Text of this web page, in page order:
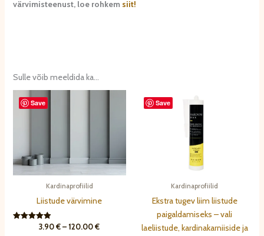
värvimisteenust, loe rohkem siit!
Sulle võib meeldida ka…
Save
Kardinaprofiilid
Liistude värvimine
Hinnanguga3.90€ – 120.00€Hinnavahemik:
Save
Kardinaprofiilid
Ekstra tugev liim liistude
paigaldamiseks – vali
laeliistude, kardinakarniiside ja